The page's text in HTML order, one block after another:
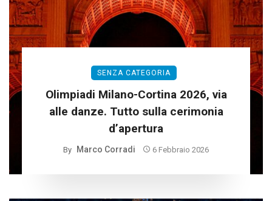
SENZA CATEGORIA
Olimpiadi Milano-Cortina 2026, via
alle danze. Tutto sulla cerimonia
d’apertura
By Marco Corradi 6 Febbraio 2026